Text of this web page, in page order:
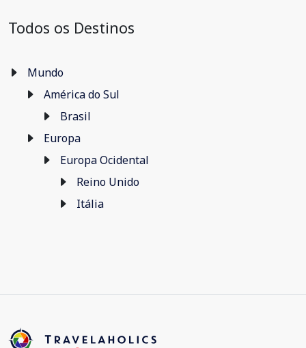
Todos os Destinos
Mundo
América do Sul
Brasil
Europa
Europa Ocidental
Reino Unido
Itália